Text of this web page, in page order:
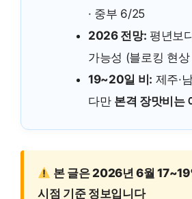
· 중부 6/25
2026 전망: 평년보
가능성 (블로킹 현상
19~20일 비: 제주·
다만 본격 장맛비는
본 글은 2026년 6월 17~19
시점 기준 정보입니다